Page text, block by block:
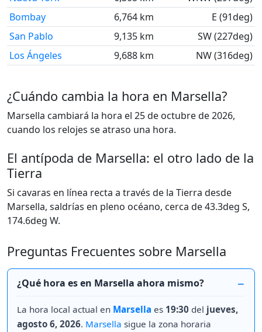
Bombay
6,764 km
E (91deg)
San Pablo
9,135 km
SW (227deg)
Los Ángeles
9,688 km NW (316deg)
¿Cuándo cambia la hora en Marsella?
Marsella cambiará la hora el 25 de octubre de 2026,
cuando los relojes se atraso una hora.
El antípoda de Marsella: el otro lado de la
Tierra
Si cavaras en línea recta a través de la Tierra desde
Marsella, saldrías en pleno océano, cerca de 43.3deg S,
174.6deg W.
Preguntas Frecuentes sobre Marsella
¿Qué hora es en Marsella ahora mismo?
La hora local actual en Marsella es 19:30 del jueves,
agosto 6, 2026. Marsella sigue la zona horaria